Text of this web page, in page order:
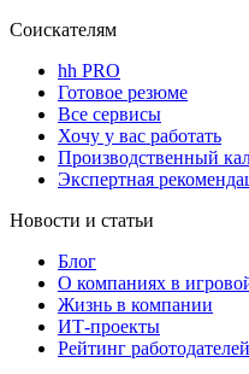
Соискателям
hh PRO
Готовое резюме
Все сервисы
Хочу у вас работать
Производственный
Экспертная
Новости и статьи
Блог
О компаниях в
Жизнь в компании
ИТ-проекты
Рейтинг